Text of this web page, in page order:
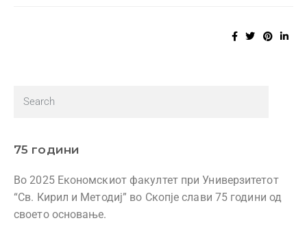
75 години
Во 2025 Економскиот факултет при Универзитетот
“Св. Кирил и Методиј” во Скопје слави 75 години од
своето основање.